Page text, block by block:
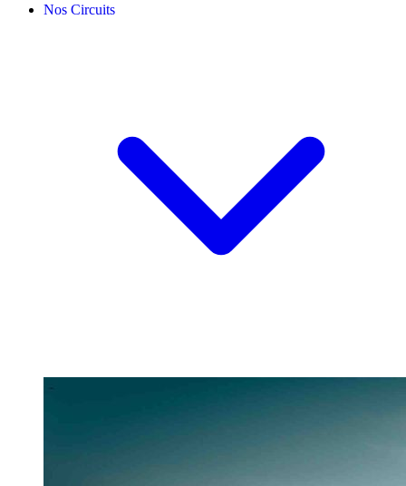
Nos Circuits